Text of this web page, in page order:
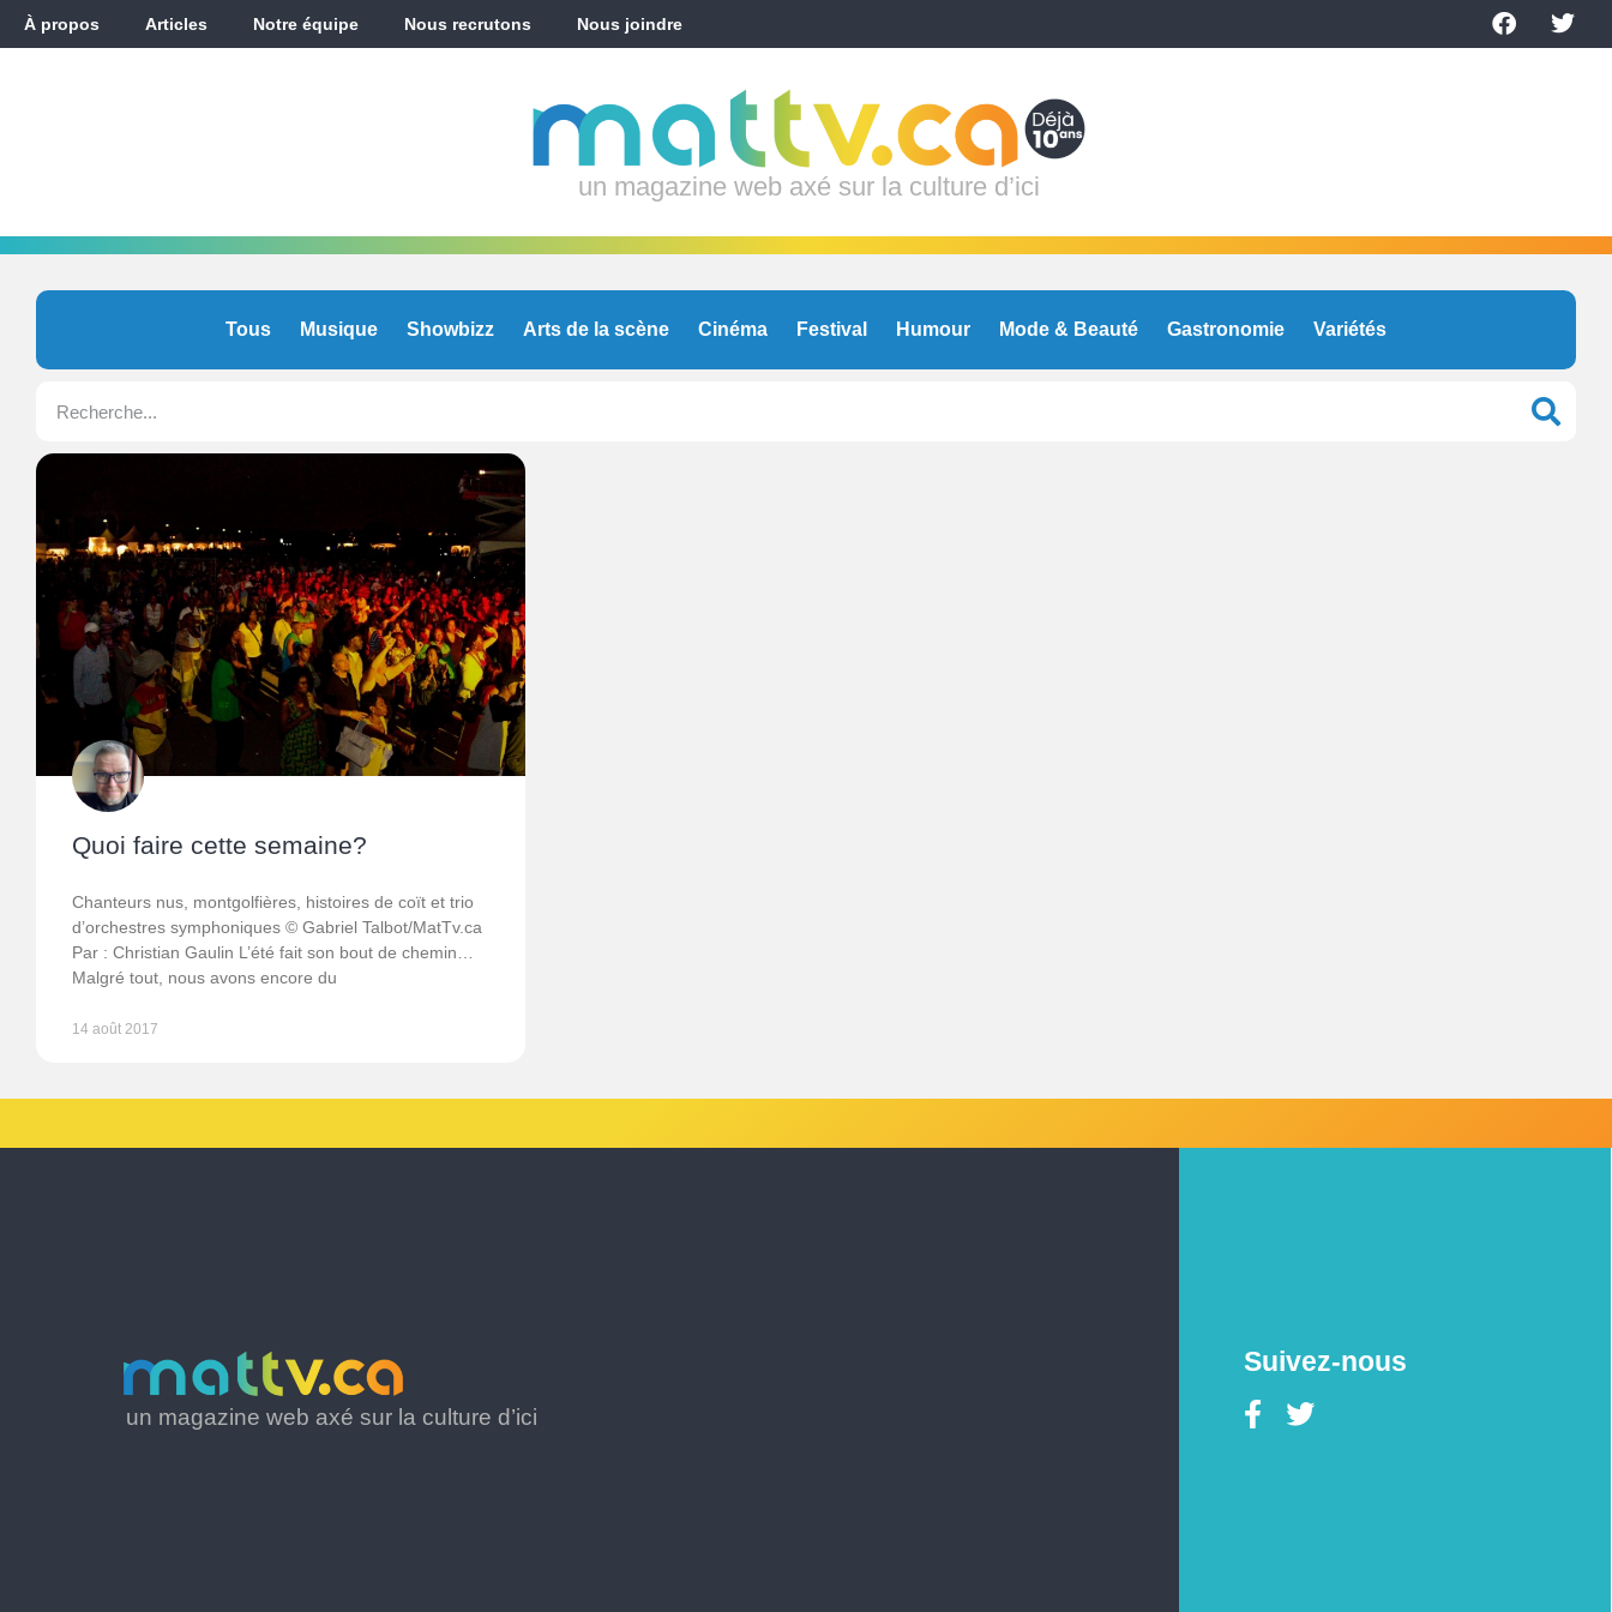
À propos Articles Notre équipe Nous recrutons Nous joindre
un magazine web axé sur la culture d’ici
Tous Musique Showbizz Arts de la scène Cinéma Festival Humour Mode & Beauté Gastronomie Variétés
Quoi faire cette semaine?
Chanteurs nus, montgolfières, histoires de coït et trio
d’orchestres symphoniques © Gabriel Talbot/MatTv.ca
Par : Christian Gaulin L’été fait son bout de chemin…
Malgré tout, nous avons encore du
14 août 2017
un magazine web axé sur la culture d’ici
Suivez-nous